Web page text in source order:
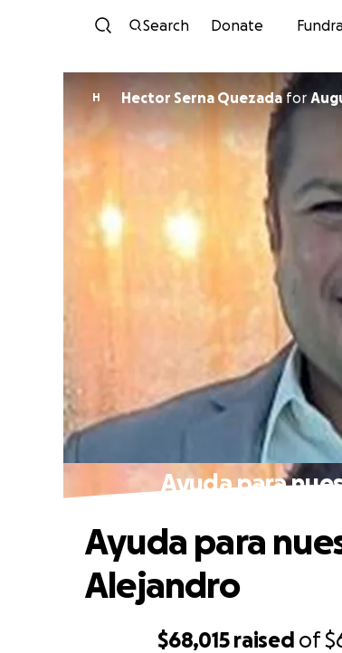
Search Donate
H Hector Serna Quezadafor
Ayuda para
$68,015 raised of
Ayuda para
Alejandro